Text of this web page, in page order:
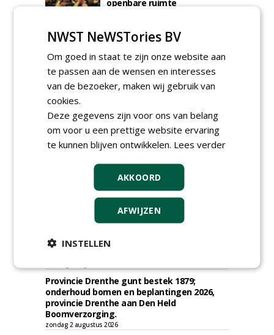
openbare ruimte
TENDERS
Academisch Ziekenhuis Maastricht gunt
Hoveniers, Dolmans Landscaping Group en
Provincie Drenthe gunt bestek 1879;
onderhoud bomen en beplantingen 2026,
provincie Drenthe aan Den Held
Boomverzorging.
zondag 2 augustus 2026
NWST NeWSTories BV
Om goed in staat te zijn onze website aan
te passen aan de wensen en interesses
van de bezoeker, maken wij gebruik van
cookies.
Deze gegevens zijn voor ons van belang
om voor u een prettige website ervaring
te kunnen blijven ontwikkelen. Lees verder
AKKOORD
AFWIJZEN
INSTELLEN